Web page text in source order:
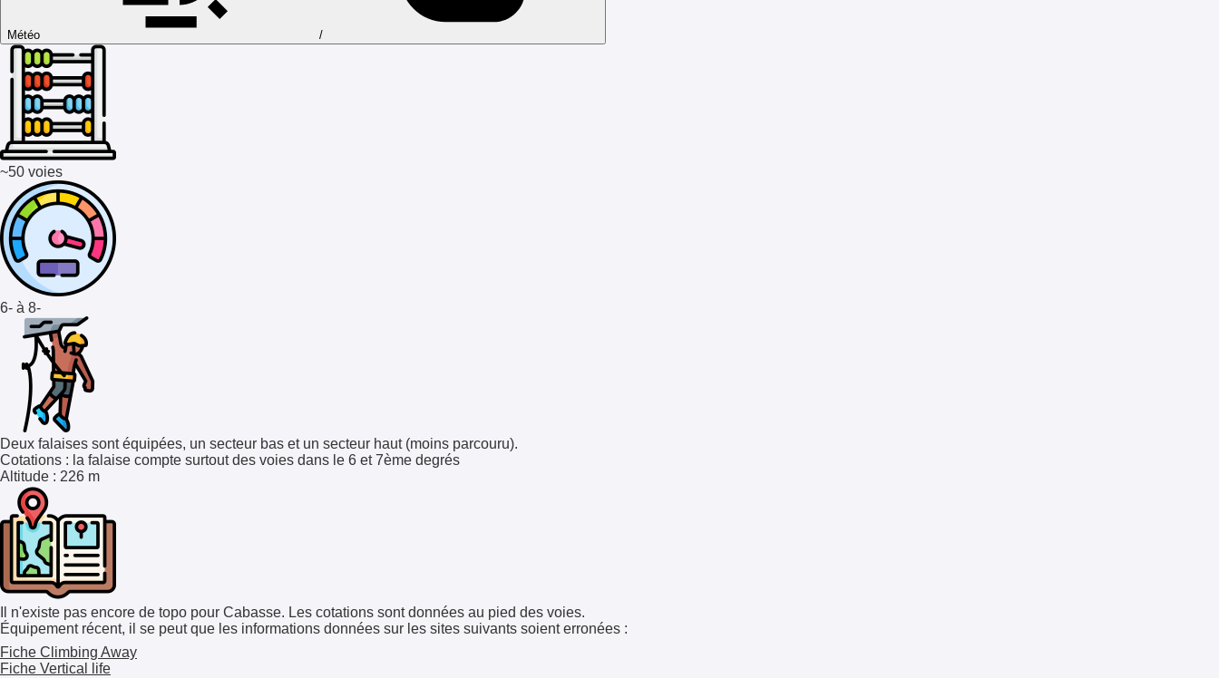
Météo /
~50 voies
6- à 8-
Deux falaises sont équipées, un secteur bas et un secteur haut (moins parcouru).
Cotations : la falaise compte surtout des voies dans le 6 et 7ème degrés
Altitude : 226 m
Il n'existe pas encore de topo pour Cabasse. Les cotations sont données au pied des voies.
Équipement récent, il se peut que les informations données sur les sites suivants soient erronées :
Fiche Climbing Away
Fiche Vertical life